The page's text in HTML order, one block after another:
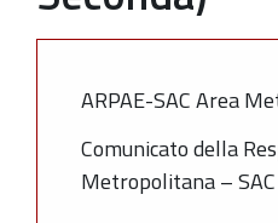
ARPAE-SAC Area
Comunicato della
Metropolitana –